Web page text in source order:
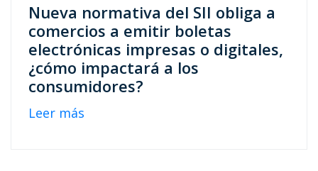
Nueva normativa del SII obliga a
comercios a emitir boletas
electrónicas impresas o digitales,
¿cómo impactará a los
consumidores?
Leer más